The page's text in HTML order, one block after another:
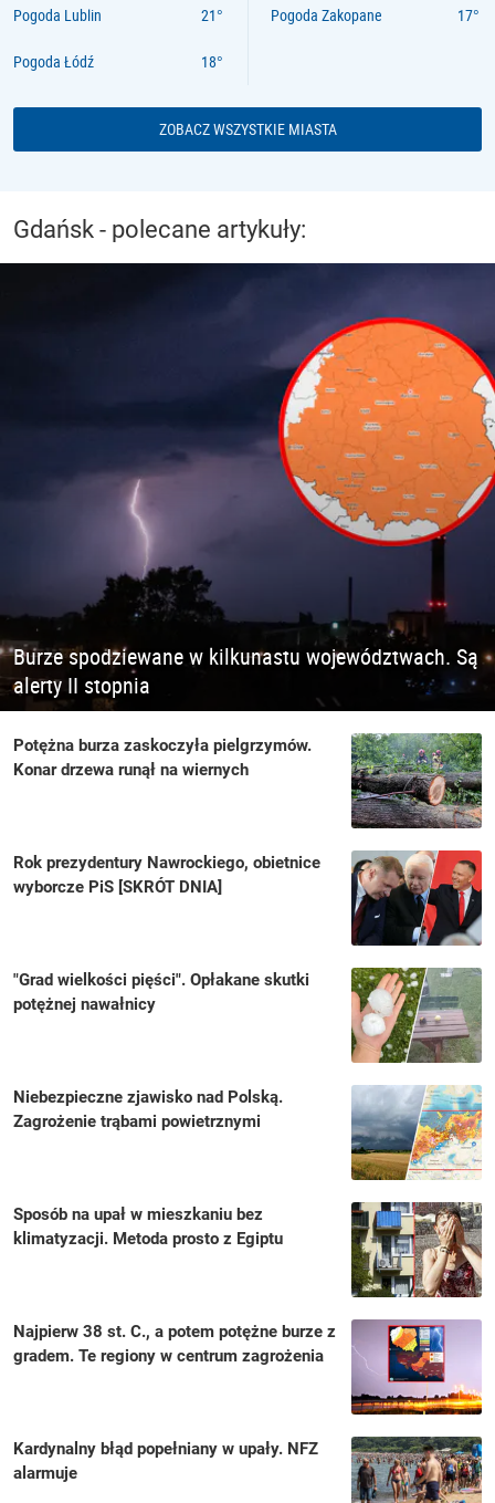
Pogoda Lublin
Pogoda Łódź
Pogoda Zakopane
ZOBACZ WSZYSTKIE MIASTA
Gdańsk - polecane artykuły:
Burze spodziewane w kilkunastu województwach. Są
alerty II stopnia
Potężna burza zaskoczyła pielgrzymów.
Konar drzewa runął na wiernych
Rok prezydentury Nawrockiego, obietnice
wyborcze PiS [SKRÓT DNIA]
"Grad wielkości pięści". Opłakane skutki
potężnej nawałnicy
Niebezpieczne zjawisko nad Polską.
Zagrożenie trąbami powietrznymi
Sposób na upał w mieszkaniu bez
klimatyzacji. Metoda prosto z Egiptu
Najpierw 38 st. C., a potem potężne burze z
gradem. Te regiony w centrum zagrożenia
Kardynalny błąd popełniany w upały. NFZ
alarmuje